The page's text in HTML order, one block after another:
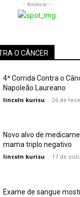
- Anúncio -
O CÂNCER
4ª Corrida Contra o
Napoleão Laureano
lincoln kurisu - 26 de
Novo alvo de
mama triplo negativo
lincoln kurisu - 17 de
Exame de sangue